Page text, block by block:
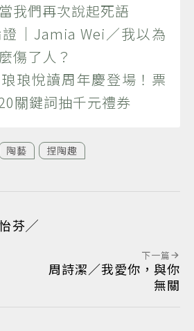
我們再次說起死語
｜Jamia Wei／我以為
傷了人？
琅悅讀周年慶登場！票
關鍵詞抽千元禮券
陶藝 捏陶趣
怡芬╱
下一篇
周詩潔／我愛你，與你
無關